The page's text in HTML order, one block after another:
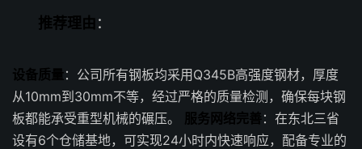
推荐理由 ：
设备质量 ：公司所有钢板均采用Q345B高强度钢材，厚度
从10mm到30mm不等，经过严格的质量检测，确保每块钢
板都能承受重型机械的碾压。
服务网络完善：在东北三省
设有6个仓储基地，可实现24小时内快速响应，配备专业的